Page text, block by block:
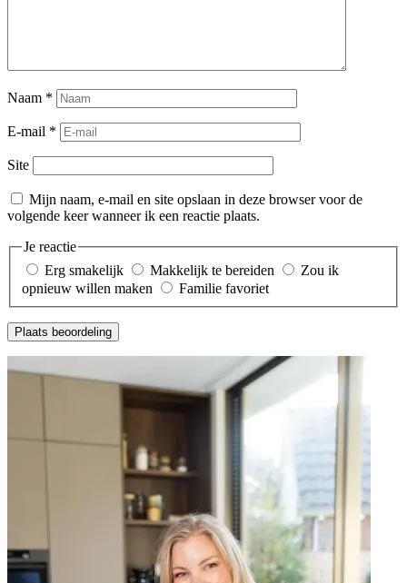
Naam *
E-mail *
Site
Mijn naam, e-mail en site opslaan in deze browser voor de
volgende keer wanneer ik een reactie plaats.
Je reactie
Erg smakelijk
Makkelijk te bereiden
Zou ik
opnieuw willen maken
Familie favoriet
Plaats beoordeling